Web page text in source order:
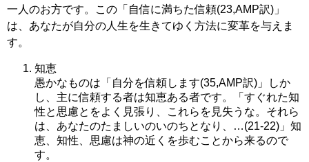
一人のお方です。この「自信に満ちた信頼(23,AMP訳)」
は、あなたが自分の人生を生きてゆく方法に変革を与えま
す。
知恵
愚かなものは「自分を信頼します(35,AMP訳)」しか
し、主に信頼する者は知恵ある者です。「すぐれた知
性と思慮とをよく見張り、これらを見失うな。それら
は、あなたのたましいのいのちとなり、…(21-22)」知
恵、知性、思慮は神の近くを歩むことから来るので
す。